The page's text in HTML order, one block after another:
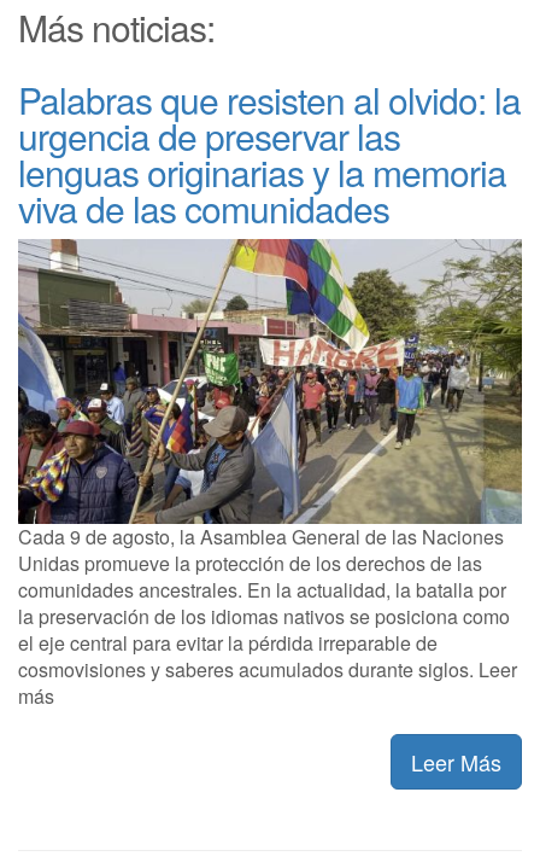
Más noticias:
Palabras que resisten al olvido: la
urgencia de preservar las
lenguas originarias y la memoria
viva de las comunidades
Cada 9 de agosto, la Asamblea General de las Naciones
Unidas promueve la protección de los derechos de las
comunidades ancestrales. En la actualidad, la batalla por
la preservación de los idiomas nativos se posiciona como
el eje central para evitar la pérdida irreparable de
cosmovisiones y saberes acumulados durante siglos. Leer
más
Leer Más